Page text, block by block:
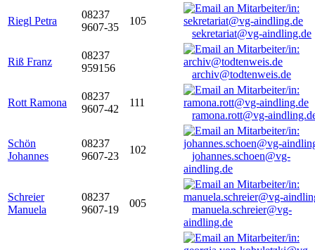
Riegl Petra
08237
9607-35
105
sekretariat@vg-aindling.de
Riß Franz
08237
959156
archiv@todtenweis.de
Rott Ramona
08237
9607-42
111
ramona.rott@vg-
Schön
Johannes
08237
9607-23
102
johannes.schoen@vg-
aindling.de
Schreier
Manuela
08237
9607-19
005
manuela.schreier@vg-
aindling.de